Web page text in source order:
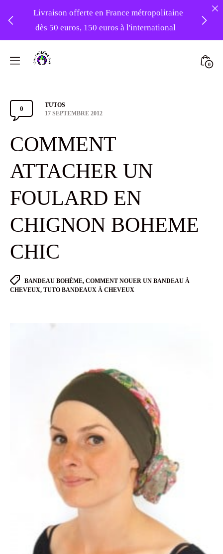
Livraison offerte en France métropolitaine
dès 50 euros, 150 euros à l'international
Turbans
0
Comments
Toggle
0
Categories
TUTOS
Post
17 SEPTEMBRE 2012
COMMENT
ATTACHER UN
FOULARD EN
CHIGNON BOHEME
CHIC
Tags
BANDEAU BOHÈME, COMMENT NOUER UN BANDEAU À
CHEVEUX, TUTO BANDEAUX À CHEVEUX